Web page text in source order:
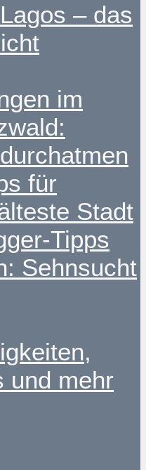
– das
im
für
Stadt
Tipps
Sehnsucht
und mehr